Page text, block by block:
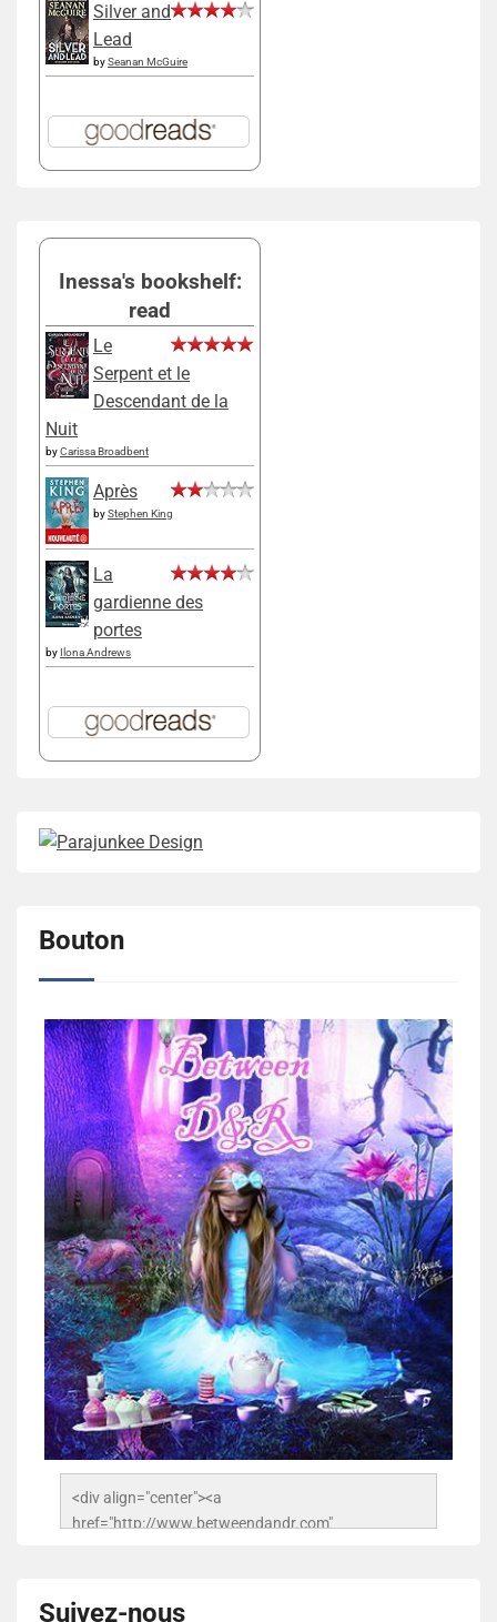
Silver and
Lead
bySeanan McGuire
Inessa's bookshelf:
read
Le
Serpent et le
Descendant de la
Nuit
byCarissa Broadbent
Après
byStephen King
La
gardienne des
portes
by Ilona Andrews
Bouton
<div align="center"><a
href="http://www.betweendandr.com"
503716673157532-2788222864243652657-n.jpg"
Suivez-nous